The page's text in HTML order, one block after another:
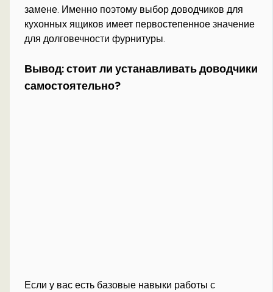
замене. Именно поэтому выбор доводчиков для
кухонных ящиков имеет первостепенное значение
для долговечности фурнитуры.
Вывод: стоит ли устанавливать доводчики
самостоятельно?
Если у вас есть базовые навыки работы с